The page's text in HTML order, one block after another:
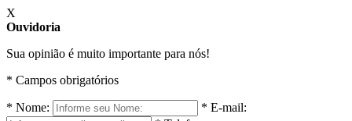
X
Ouvidoria
Sua opinião é muito importante para nós!
* Campos obrigatórios
* Nome: * E-mail: